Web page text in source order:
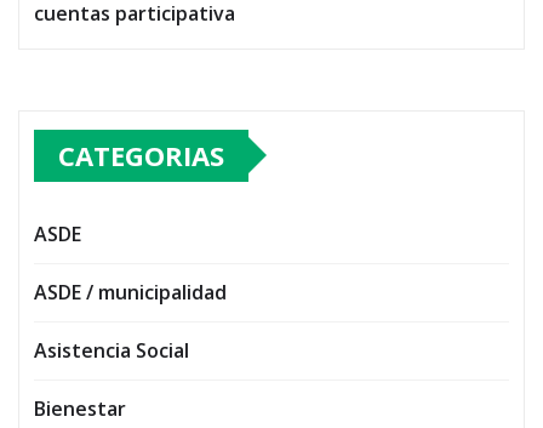
cuentas participativa
CATEGORIAS
ASDE
ASDE / municipalidad
Asistencia Social
Bienestar